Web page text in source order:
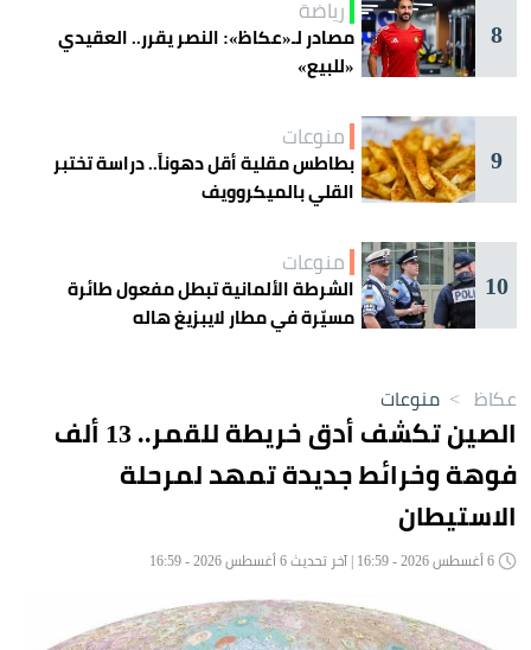
8
رياضة
مصادر لـ«عكاظ»: النصر يقرر.. العقيدي
«للبيع»
9
منوعات
بطاطس مقلية أقل دهوناً.. دراسة تختبر
القلي بالميكروويف
10
منوعات
الشرطة الألمانية تبطل مفعول طائرة
مسيّرة في مطار لايبزيغ هاله
عكاظ > منوعات
الصين تكشف أدق خريطة للقمر.. 13 ألف
فوهة وخرائط جديدة تمهد لمرحلة
الاستيطان